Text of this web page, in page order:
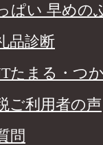
ぱい 早めの
品診断
たまる・つ
ご利用者の声
問